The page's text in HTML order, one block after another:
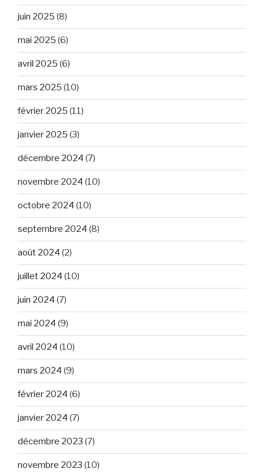
juin 2025 (8)
mai 2025 (6)
avril 2025 (6)
mars 2025 (10)
février 2025 (11)
janvier 2025 (3)
décembre 2024 (7)
novembre 2024 (10)
octobre 2024 (10)
septembre 2024 (8)
août 2024 (2)
juillet 2024 (10)
juin 2024 (7)
mai 2024 (9)
avril 2024 (10)
mars 2024 (9)
février 2024 (6)
janvier 2024 (7)
décembre 2023 (7)
novembre 2023 (10)